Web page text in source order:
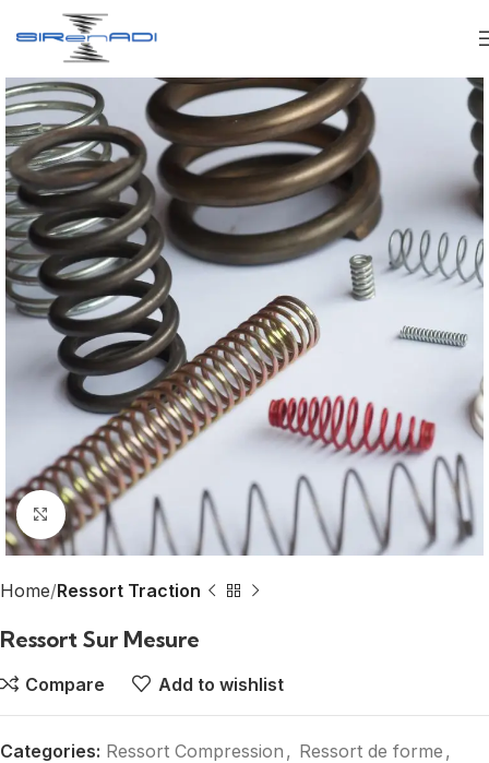
Click to enlarge
Home Ressort Traction
Ressort Sur Mesure
Compare Add to wishlist
Categories: Ressort Compression , Ressort de forme ,